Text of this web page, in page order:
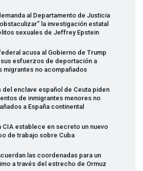
al Departamento de Justicia
la investigación estatal
sexuales de Jeffrey Epstein
acusa al Gobierno de Trump
esfuerzos de deportación a
migrantes no acompañados
del enclave español de Ceuta piden
de inmigrantes menores no
a España continental
CIAestablece en secreto un nuevo
de trabajo sobre Cuba
las coordenadas para un
a través del estrecho de Ormuz